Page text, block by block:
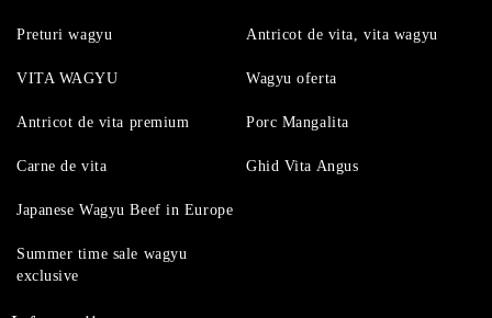
Preturi wagyu
VITA WAGYU
Antricot de vita premium
Carne de vita
Antricot de vita, vita wagyu
Wagyu oferta
Porc Mangalita
Ghid Vita Angus
Japanese Wagyu Beef in Europe
Summer time sale wagyu
exclusive